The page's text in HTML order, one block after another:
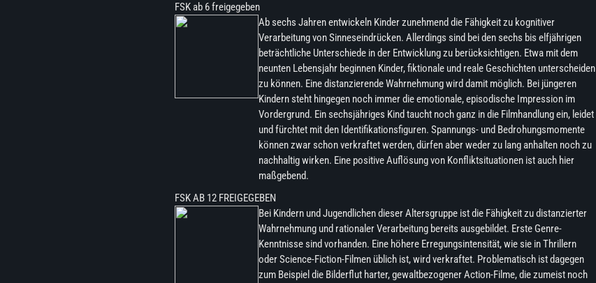
FSK ab 6 freigegeben
Ab sechs Jahren entwickeln Kinder zunehmend die Fähigkeit zu kognitiver
Verarbeitung von Sinneseindrücken. Allerdings sind bei den sechs bis elfjährigen
beträchtliche Unterschiede in der Entwicklung zu berücksichtigen. Etwa mit dem
neunten Lebensjahr beginnen Kinder, fiktionale und reale Geschichten unterscheiden
zu können. Eine distanzierende Wahrnehmung wird damit möglich. Bei jüngeren
Kindern steht hingegen noch immer die emotionale, episodische Impression im
Vordergrund. Ein sechsjähriges Kind taucht noch ganz in die Filmhandlung ein, leidet
und fürchtet mit den Identifikationsfiguren. Spannungs- und Bedrohungsmomente
können zwar schon verkraftet werden, dürfen aber weder zu lang anhalten noch zu
nachhaltig wirken. Eine positive Auflösung von Konfliktsituationen ist auch hier
maßgebend.
FSK AB 12 FREIGEGEBEN​
Bei Kindern und Jugendlichen dieser Altersgruppe ist die Fähigkeit zu distanzierter
Wahrnehmung und rationaler Verarbeitung bereits ausgebildet. Erste Genre-
Kenntnisse sind vorhanden. Eine höhere Erregungsintensität, wie sie in Thrillern
oder Science-Fiction-Filmen üblich ist, wird verkraftet. Problematisch ist dagegen
zum Beispiel die Bilderflut harter, gewaltbezogener Action-Filme, die zumeist noch